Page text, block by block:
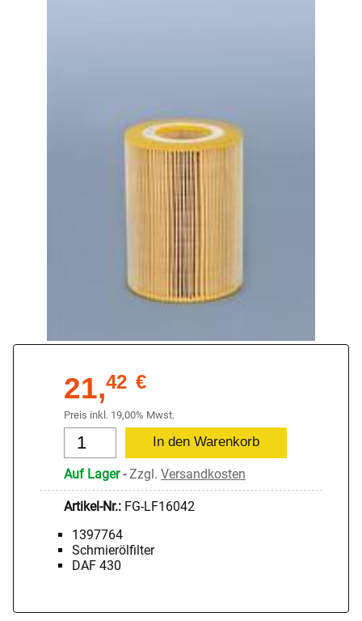
21,42 €
Preis inkl. 19,00% Mwst.
Auf Lager-Zzgl. Versandkosten
Artikel-Nr.: FG-LF16042
1397764
Schmierölfilter
DAF 430